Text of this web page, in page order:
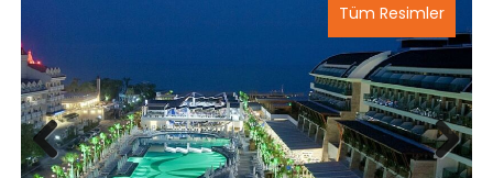
Tüm Resimler